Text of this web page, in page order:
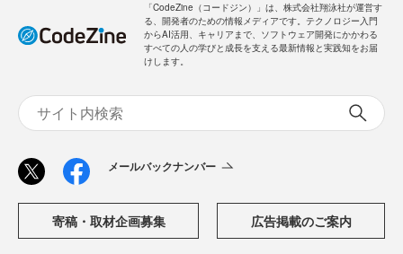
「CodeZine（コードジン）」は、株式会社翔泳社が運営す
る、開発者のための情報メディアです。テクノロジー入門
からAI活用、キャリアまで、ソフトウェア開発にかかわる
すべての人の学びと成長を支える最新情報と実践知をお届
けします。
メールバックナンバー
寄稿・取材企画募集 広告掲載のご案内